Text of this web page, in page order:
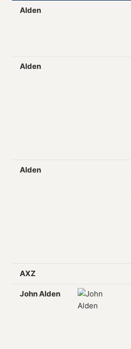
Alden
Alden
Alden
AXZ
John Alden